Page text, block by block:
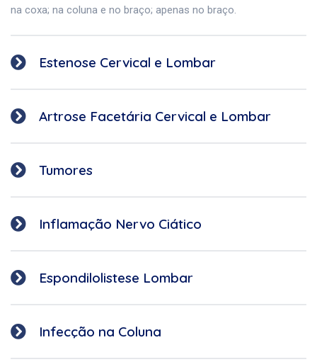
na coxa; na coluna e no braço; apenas no braço.
Estenose Cervical e Lombar
Artrose Facetária Cervical e Lombar
Tumores
Inflamação Nervo Ciático
Espondilolistese Lombar
Infecção na Coluna